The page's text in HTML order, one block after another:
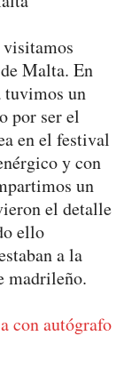
Malta. En
tuvimos un
por ser el
en el festival
y con
un
el detalle
ello
a la
madrileño.